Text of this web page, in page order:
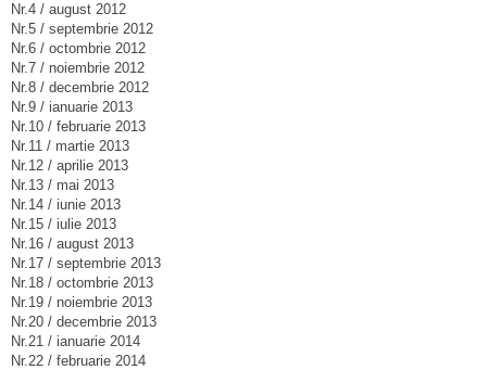
Nr.4 / august 2012
Nr.5 / septembrie 2012
Nr.6 / octombrie 2012
Nr.7 / noiembrie 2012
Nr.8 / decembrie 2012
Nr.9 / ianuarie 2013
Nr.10 / februarie 2013
Nr.11 / martie 2013
Nr.12 / aprilie 2013
Nr.13 / mai 2013
Nr.14 / iunie 2013
Nr.15 / iulie 2013
Nr.16 / august 2013
Nr.17 / septembrie 2013
Nr.18 / octombrie 2013
Nr.19 / noiembrie 2013
Nr.20 / decembrie 2013
Nr.21 / ianuarie 2014
Nr.22 / februarie 2014